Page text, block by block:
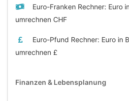
Euro-Franken Rechner: Euro
umrechnen CHF
Euro-Pfund Rechner: Euro in
umrechnen £
Finanzen & Lebensplanung